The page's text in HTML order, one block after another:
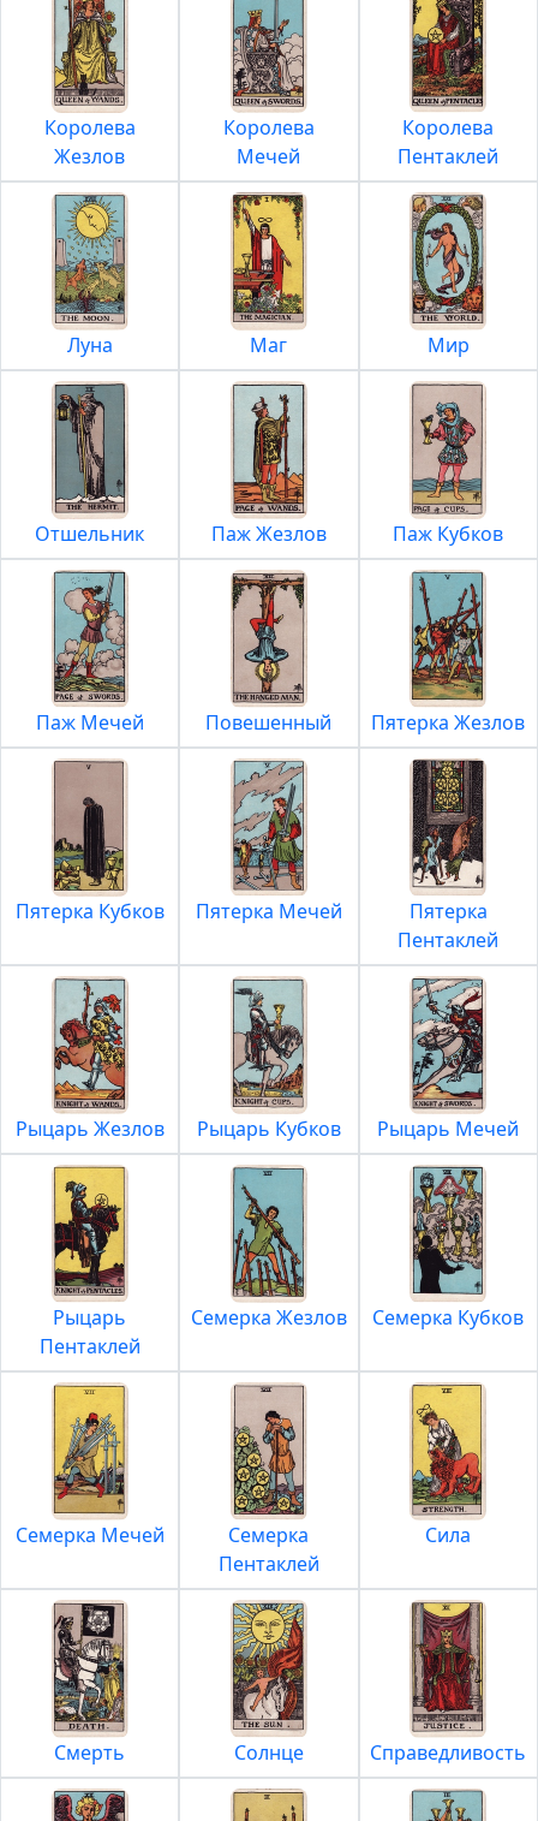
Королева
Жезлов
Королева
Мечей
Королева
Пентаклей
Луна Маг Мир
Отшельник Паж Жезлов Паж Кубков
Паж Мечей Повешенный Пятерка Жезлов
Пятерка Кубков Пятерка Мечей
Пятерка
Пентаклей
Рыцарь Жезлов Рыцарь Кубков Рыцарь Мечей
Рыцарь
Пентаклей
Семерка Жезлов Семерка Кубков
Семерка Мечей
Семерка
Пентаклей
Сила
Смерть Солнце Справедливость